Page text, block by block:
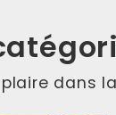
dans